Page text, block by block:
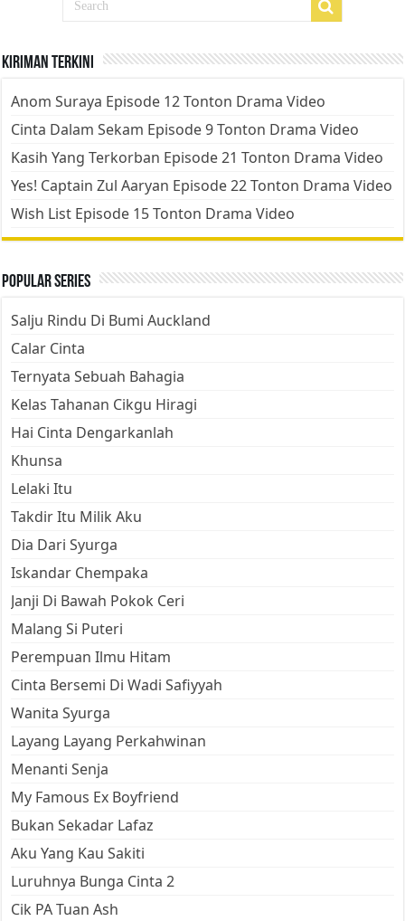
Kiriman Terkini
Anom Suraya Episode 12 Tonton Drama Video
Cinta Dalam Sekam Episode 9 Tonton Drama Video
Kasih Yang Terkorban Episode 21 Tonton Drama Video
Yes! Captain Zul Aaryan Episode 22 Tonton Drama Video
Wish List Episode 15 Tonton Drama Video
Popular Series
Salju Rindu Di Bumi Auckland
Calar Cinta
Ternyata Sebuah Bahagia
Kelas Tahanan Cikgu Hiragi
Hai Cinta Dengarkanlah
Khunsa
Lelaki Itu
Takdir Itu Milik Aku
Dia Dari Syurga
Iskandar Chempaka
Janji Di Bawah Pokok Ceri
Malang Si Puteri
Perempuan Ilmu Hitam
Cinta Bersemi Di Wadi Safiyyah
Wanita Syurga
Layang Layang Perkahwinan
Menanti Senja
My Famous Ex Boyfriend
Bukan Sekadar Lafaz
Aku Yang Kau Sakiti
Luruhnya Bunga Cinta 2
Cik PA Tuan Ash